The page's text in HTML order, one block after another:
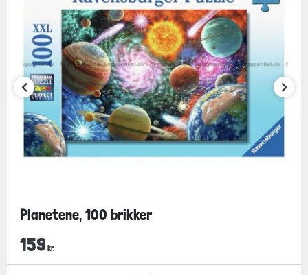
Planetene, 100 brikker
159 kr.